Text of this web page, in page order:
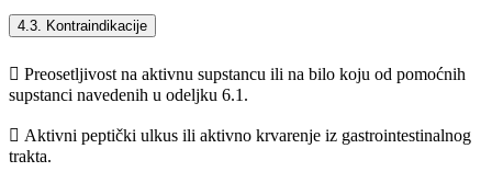
4.3. Kontraindikacije
 Preosetljivost na aktivnu supstancu ili na bilo koju od pomoćnih
supstanci navedenih u odeljku 6.1.
 Aktivni peptički ulkus ili aktivno krvarenje iz gastrointestinalnog
trakta.